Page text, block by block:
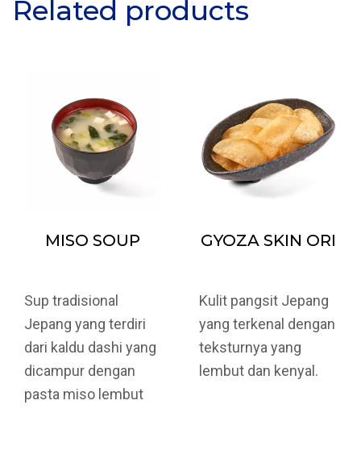
Related products
MISO SOUP
Sup tradisional
Jepang yang terdiri
dari kaldu dashi yang
dicampur dengan
pasta miso lembut
GYOZA SKIN ORI
Kulit pangsit Jepang
yang terkenal dengan
teksturnya yang
lembut dan kenyal.